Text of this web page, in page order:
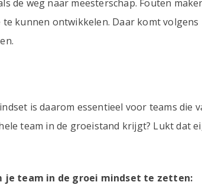
de weg naar meesterschap. Fouten
te kunnen ontwikkelen. Daar komt
is daarom essentieel voor teams die
team in de groeistand krijgt? Lukt dat
je team in de groei mindset te zetten: